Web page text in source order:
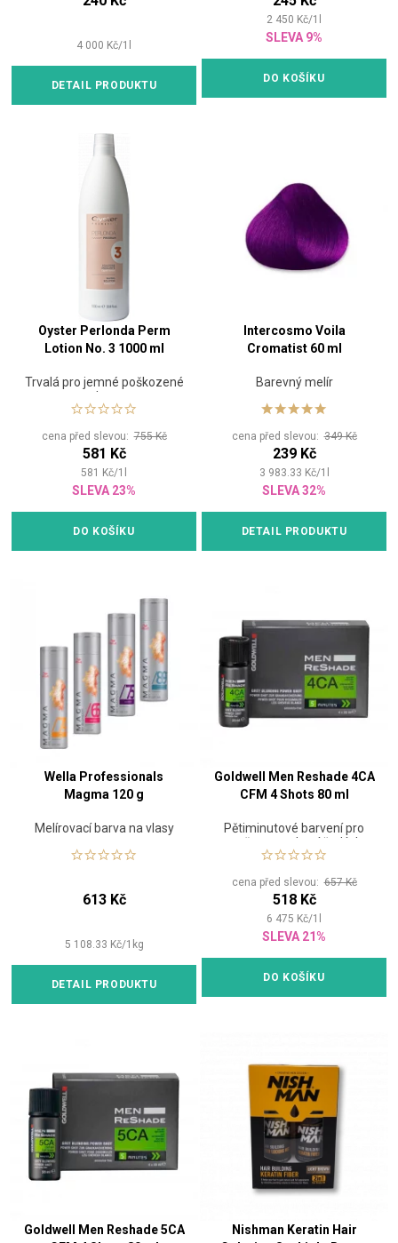
4 000 Kč/1
DETAIL PRODUKTU
2 450 Kč/1
SLEVA 9%
DO KOŠÍKU
Oyster Perlonda Perm
Lotion No. 3 1000 ml
Trvalá pro jemné poškozené
vlasy
cena před slevou:755 Kč
581 Kč
581 Kč/1
SLEVA 23%
DO KOŠÍKU
Intercosmo Voila
Cromatist 60 ml
Barevný melír
cena před slevou:349 Kč
239 Kč
3 983.33 Kč/1
SLEVA 32%
DETAIL PRODUKTU
Wella Professionals
Magma 120 g
Melírovací barva na vlasy
613 Kč
5 108.33 Kč/1 kg
DETAIL PRODUKTU
Goldwell Men Reshade 4CA
CFM 4 Shots 80 ml
Pětiminutové barvení pro
muže pro zakrytí šedých
vlasů - odstín studený
cena před slevou:657 Kč
518 Kč
6 475 Kč/1
SLEVA 21%
DO KOŠÍKU
Goldwell Men Reshade 5CA
Nishman Keratin Hair